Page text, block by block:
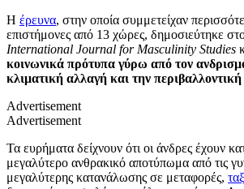
Η έρευνα, στην οποία συμμετείχαν
επιστήμονες από 13 χώρες, δημοσιεύτηκε
International Journal for Masculinity Studies
κοινωνικά πρότυπα γύρω από τον
κλιματική αλλαγή και την
Advertisement
Advertisement
Τα ευρήματα δείχνουν ότι οι άνδρες έχουν
μεγαλύτερο ανθρακικό αποτύπωμα από τις
μεγαλύτερης κατανάλωσης σε μεταφορές,